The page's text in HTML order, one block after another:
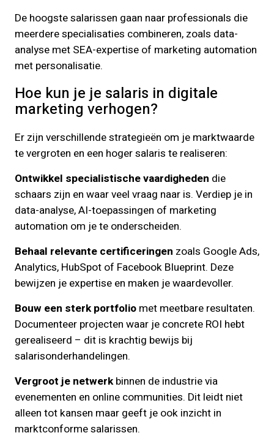
De hoogste salarissen gaan naar professionals die
meerdere specialisaties combineren, zoals data-
analyse met SEA-expertise of marketing automation
met personalisatie.
Hoe kun je je salaris in digitale
marketing verhogen?
Er zijn verschillende strategieën om je marktwaarde
te vergroten en een hoger salaris te realiseren:
Ontwikkel specialistische vaardigheden die
schaars zijn en waar veel vraag naar is. Verdiep je in
data-analyse, AI-toepassingen of marketing
automation om je te onderscheiden.
Behaal relevante certificeringen zoals Google Ads,
Analytics, HubSpot of Facebook Blueprint. Deze
bewijzen je expertise en maken je waardevoller.
Bouw een sterk portfolio met meetbare resultaten.
Documenteer projecten waar je concrete ROI hebt
gerealiseerd – dit is krachtig bewijs bij
salarisonderhandelingen.
Vergroot je netwerkbinnen de industrie via
evenementen en online communities. Dit leidt niet
alleen tot kansen maar geeft je ook inzicht in
marktconforme salarissen.